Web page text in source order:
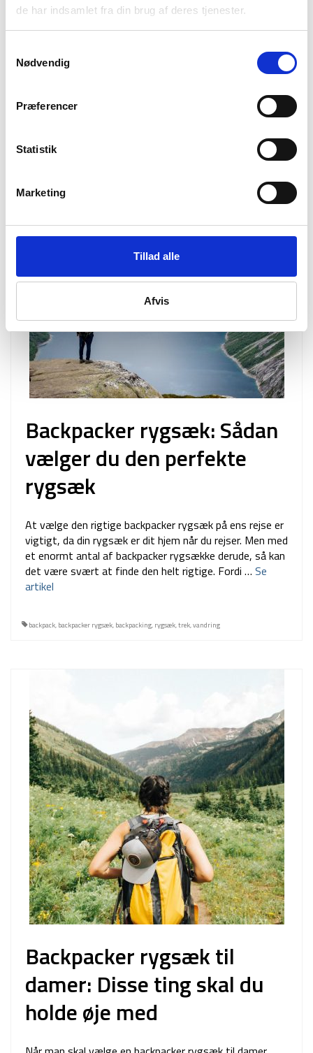
de har indsamlet fra din brug af deres tjenester.
Nødvendig
Præferencer
Statistik
Marketing
Tillad alle
Afvis
At tage på en vandretur eller tilbringe en dag ude med
ens børn kan være en skøn aktivitet for familien. Der er
man skal ud og vandre eller på en …
Backpacker rygsæk: Sådan
vælger du den perfekte
rygsæk
At vælge den rigtige backpacker rygsæk på ens rejse er
vigtigt, da din rygsæk er dit hjem når du rejser. Men med
et enormt antal af backpacker rygsække derude, så kan
det være svært at finde den helt rigtige. Fordi … Se
artikel
backpack, backpacker rygsæk, backpacking, rygsæk,trek,vandring
Backpacker rygsæk til
damer: Disse ting skal du
holde øje med